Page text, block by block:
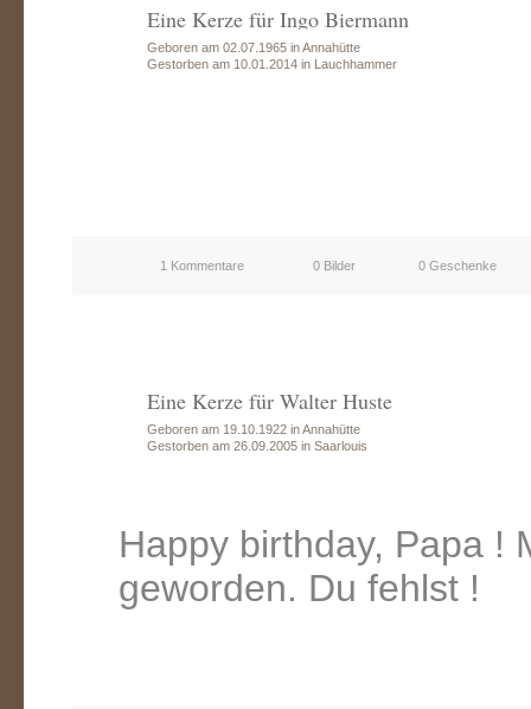
Eine Kerze für Ingo Biermann
Geboren am 02.07.1965 in Annahütte
Gestorben am 10.01.2014 in Lauchhammer
1 Kommentare 0 Bilder 0 Geschenke
Eine Kerze für Walter Huste
Geboren am 19.10.1922 in Annahütte
Gestorben am 26.09.2005 in Saarlouis
Happy birthday, Papa !
geworden. Du fehlst !